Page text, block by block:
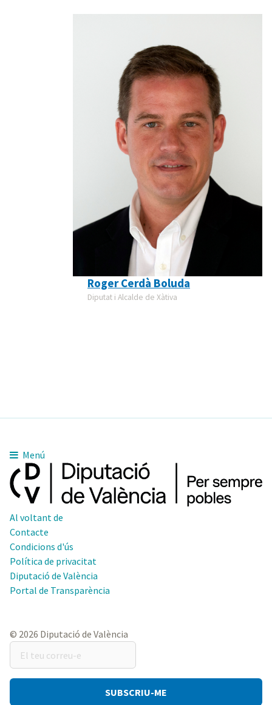
Roger Cerdà Boluda
Diputat i Alcalde de Xàtiva
Menú
Al voltant de
Contacte
Condicions d'ús
Política de privacitat
Diputació de València
Portal de Transparència
© 2026 Diputació de València
teu
correu-